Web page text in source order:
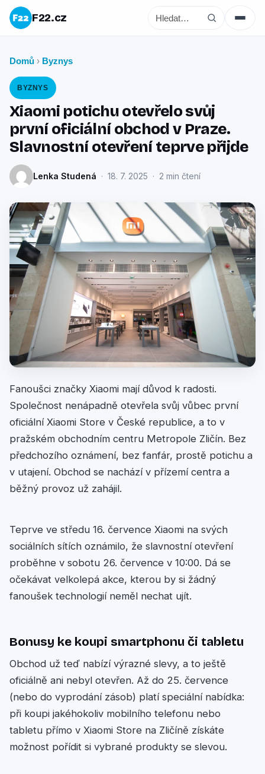
F22.cz
Domů › Byznys
BYZNYS
Xiaomi potichu otevřelo svůj
první oficiální obchod v Praze.
Slavnostní otevření teprve přijde
Lenka Studená · 18. 7. 2025 · 2 min čtení
Fanoušci značky Xiaomi mají důvod k radosti.
Společnost nenápadně otevřela svůj vůbec první
oficiální Xiaomi Store v České republice, a to v
pražském obchodním centru Metropole Zličín. Bez
předchozího oznámení, bez fanfár, prostě potichu a
v utajení. Obchod se nachází v přízemí centra a
běžný provoz už zahájil.
Teprve ve středu 16. července Xiaomi na svých
sociálních sítích oznámilo, že slavnostní otevření
proběhne v sobotu 26. července v 10:00. Dá se
očekávat velkolepá akce, kterou by si žádný
fanoušek technologií neměl nechat ujít.
Bonusy ke koupi smartphonu či tabletu
Obchod už teď nabízí výrazné slevy, a to ještě
oficiálně ani nebyl otevřen. Až do 25. července
(nebo do vyprodání zásob) platí speciální nabídka:
při koupi jakéhokoliv mobilního telefonu nebo
tabletu přímo v Xiaomi Store na Zličíně získáte
možnost pořídit si vybrané produkty se slevou.